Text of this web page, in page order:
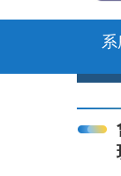
系